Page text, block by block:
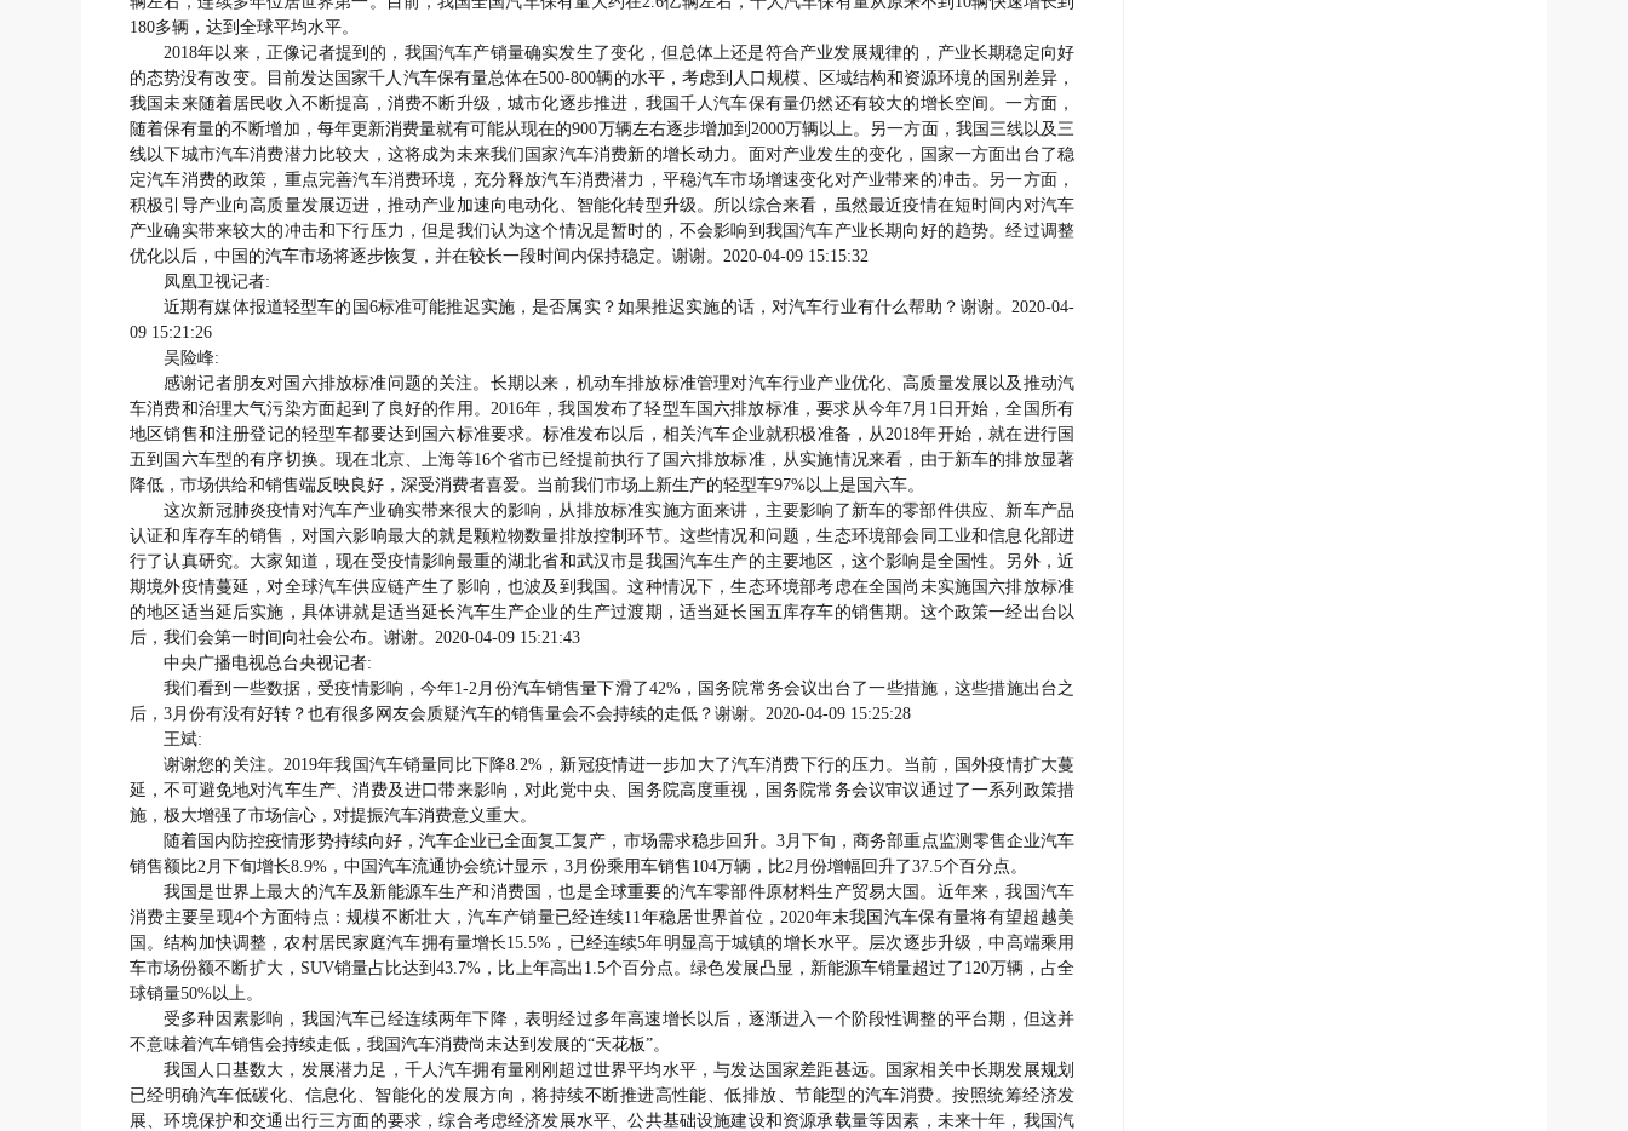
180多辆，达到全球平均水平。
2018年以来，正像记者提到的，我国汽车产销量确实发生了变化，但总体上还是符合产业发展规律的，产业长期稳定向好
的态势没有改变。目前发达国家千人汽车保有量总体在500-800辆的水平，考虑到人口规模、区域结构和资源环境的国别差异，
我国未来随着居民收入不断提高，消费不断升级，城市化逐步推进，我国千人汽车保有量仍然还有较大的增长空间。一方面，
随着保有量的不断增加，每年更新消费量就有可能从现在的900万辆左右逐步增加到2000万辆以上。另一方面，我国三线以及三
线以下城市汽车消费潜力比较大，这将成为未来我们国家汽车消费新的增长动力。面对产业发生的变化，国家一方面出台了稳
定汽车消费的政策，重点完善汽车消费环境，充分释放汽车消费潜力，平稳汽车市场增速变化对产业带来的冲击。另一方面，
积极引导产业向高质量发展迈进，推动产业加速向电动化、智能化转型升级。所以综合来看，虽然最近疫情在短时间内对汽车
产业确实带来较大的冲击和下行压力，但是我们认为这个情况是暂时的，不会影响到我国汽车产业长期向好的趋势。经过调整
优化以后，中国的汽车市场将逐步恢复，并在较长一段时间内保持稳定。谢谢。2020-04-09 15:15:32
凤凰卫视记者:
近期有媒体报道轻型车的国6标准可能推迟实施，是否属实？如果推迟实施的话，对汽车行业有什么帮助？谢谢。2020-04-
09 15:21:26
吴险峰:
感谢记者朋友对国六排放标准问题的关注。长期以来，机动车排放标准管理对汽车行业产业优化、高质量发展以及推动汽
车消费和治理大气污染方面起到了良好的作用。2016年，我国发布了轻型车国六排放标准，要求从今年7月1日开始，全国所有
地区销售和注册登记的轻型车都要达到国六标准要求。标准发布以后，相关汽车企业就积极准备，从2018年开始，就在进行国
五到国六车型的有序切换。现在北京、上海等16个省市已经提前执行了国六排放标准，从实施情况来看，由于新车的排放显著
降低，市场供给和销售端反映良好，深受消费者喜爱。当前我们市场上新生产的轻型车97%以上是国六车。
这次新冠肺炎疫情对汽车产业确实带来很大的影响，从排放标准实施方面来讲，主要影响了新车的零部件供应、新车产品
认证和库存车的销售，对国六影响最大的就是颗粒物数量排放控制环节。这些情况和问题，生态环境部会同工业和信息化部进
行了认真研究。大家知道，现在受疫情影响最重的湖北省和武汉市是我国汽车生产的主要地区，这个影响是全国性。另外，近
期境外疫情蔓延，对全球汽车供应链产生了影响，也波及到我国。这种情况下，生态环境部考虑在全国尚未实施国六排放标准
的地区适当延后实施，具体讲就是适当延长汽车生产企业的生产过渡期，适当延长国五库存车的销售期。这个政策一经出台以
后，我们会第一时间向社会公布。谢谢。2020-04-09 15:21:43
中央广播电视总台央视记者:
我们看到一些数据，受疫情影响，今年1-2月份汽车销售量下滑了42%，国务院常务会议出台了一些措施，这些措施出台之
后，3月份有没有好转？也有很多网友会质疑汽车的销售量会不会持续的走低？谢谢。2020-04-09 15:25:28
王斌:
谢谢您的关注。2019年我国汽车销量同比下降8.2%，新冠疫情进一步加大了汽车消费下行的压力。当前，国外疫情扩大蔓
延，不可避免地对汽车生产、消费及进口带来影响，对此党中央、国务院高度重视，国务院常务会议审议通过了一系列政策措
施，极大增强了市场信心，对提振汽车消费意义重大。
随着国内防控疫情形势持续向好，汽车企业已全面复工复产，市场需求稳步回升。3月下旬，商务部重点监测零售企业汽车
销售额比2月下旬增长8.9%，中国汽车流通协会统计显示，3月份乘用车销售104万辆，比2月份增幅回升了37.5个百分点。
我国是世界上最大的汽车及新能源车生产和消费国，也是全球重要的汽车零部件原材料生产贸易大国。近年来，我国汽车
消费主要呈现4个方面特点：规模不断壮大，汽车产销量已经连续11年稳居世界首位，2020年末我国汽车保有量将有望超越美
国。结构加快调整，农村居民家庭汽车拥有量增长15.5%，已经连续5年明显高于城镇的增长水平。层次逐步升级，中高端乘用
车市场份额不断扩大，SUV销量占比达到43.7%，比上年高出1.5个百分点。绿色发展凸显，新能源车销量超过了120万辆，占全
球销量50%以上。
受多种因素影响，我国汽车已经连续两年下降，表明经过多年高速增长以后，逐渐进入一个阶段性调整的平台期，但这并
不意味着汽车销售会持续走低，我国汽车消费尚未达到发展的“天花板”。
我国人口基数大，发展潜力足，千人汽车拥有量刚刚超过世界平均水平，与发达国家差距甚远。国家相关中长期发展规划
已经明确汽车低碳化、信息化、智能化的发展方向，将持续不断推进高性能、低排放、节能型的汽车消费。按照统筹经济发
展、环境保护和交通出行三方面的要求，综合考虑经济发展水平、公共基础设施建设和资源承载量等因素，未来十年，我国汽